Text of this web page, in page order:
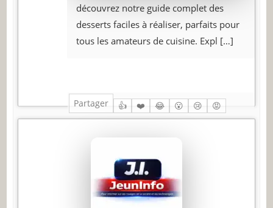
découvrez notre guide complet des
desserts faciles à réaliser, parfaits pour
tous les amateurs de cuisine. Expl […]
Partager 👍 ❤️ 😂 😮 😢 😡